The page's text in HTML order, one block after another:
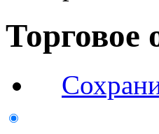
Торговое